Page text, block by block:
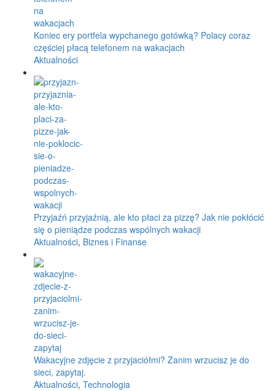
Koniec ery portfela wypchanego gotówką? Polacy coraz
częściej płacą telefonem na wakacjach
Aktualności
Przyjaźń przyjaźnią, ale kto płaci za pizzę? Jak nie pokłócić
się o pieniądze podczas wspólnych wakacji
Aktualności, Biznes i Finanse
Wakacyjne zdjęcie z przyjaciółmi? Zanim wrzucisz je do
sieci, zapytaj.
Aktualności, Technologia